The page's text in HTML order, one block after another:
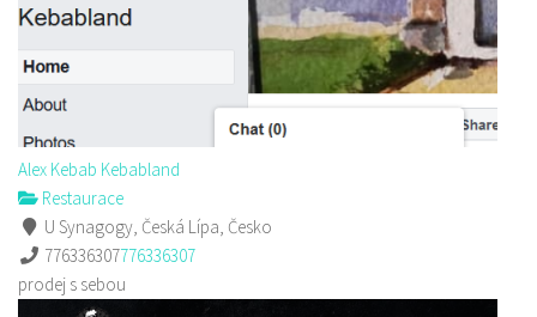
Alex Kebab Kebabland
Restaurace
U Synagogy, Česká Lípa, Česko
776336307776336307
prodej s sebou